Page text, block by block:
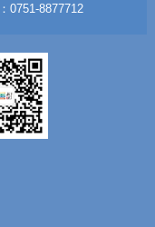
0751-8877712